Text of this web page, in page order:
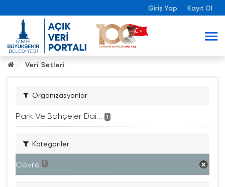
Giriş Yap Kayıt Ol
Veri Setleri
Organizasyonlar
Park Ve Bahçeler Dai... 1
Kategoriler
Çevre 1